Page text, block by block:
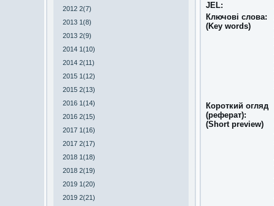
2012 2(7)
2013 1(8)
2013 2(9)
2014 1(10)
2014 2(11)
2015 1(12)
2015 2(13)
2016 1(14)
2016 2(15)
2017 1(16)
2017 2(17)
2018 1(18)
2018 2(19)
2019 1(20)
2019 2(21)
JEL:
Ключові слова:
(Key words)
Короткий огляд
(реферат):
(Short preview)